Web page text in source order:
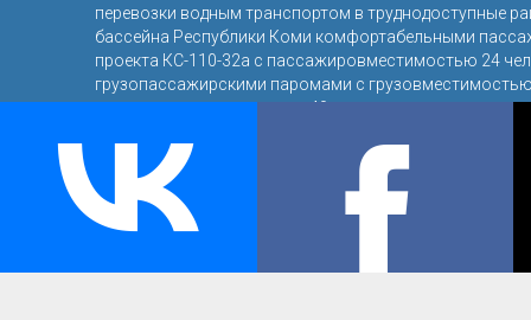
перевозки водным транспортом в труднодоступные
бассейна Республики Коми комфортабельными
проекта КС-110-32а с пассажировместимостью 24
грузопассажирскими паромами с
пассажировместимостью 40 человек.